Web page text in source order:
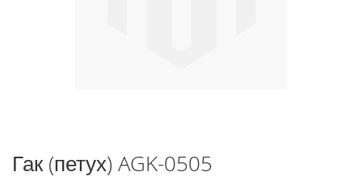
Перейти
до
Гак (петух) AGK-0505